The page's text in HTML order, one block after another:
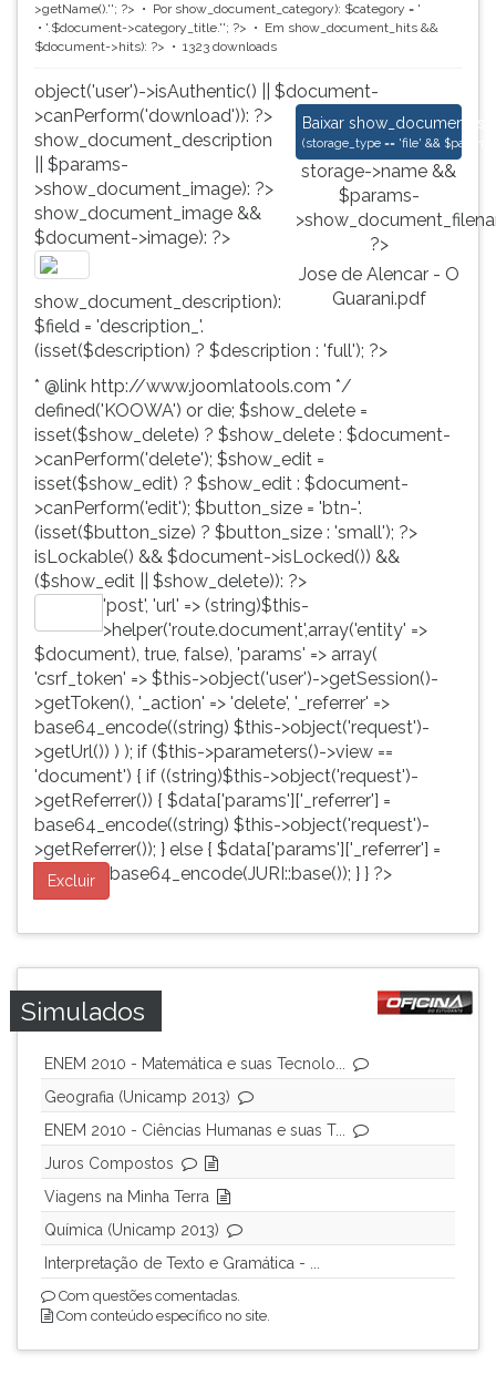
>getName().''; ?> Por show_document_category): $category = '
'.$document->category_title.''; ?> Em show_document_hits &&
$document->hits): ?>
1323 downloads
object('user')->isAuthentic() || $document-
>canPerform('download')): ?>
Baixar Jose de Alencar - O
(storage_type == 'file' &&
storage->name &&
$params-
?>
Jose de Alencar - O
Guarani.pdf
show_document_description
|| $params-
>show_document_image): ?>
show_document_image &&
$document->image): ?>
show_document_description):
$field = 'description_'.
(isset($description) ? $description : 'full'); ?>
* @link http://www.joomlatools.com */
defined('KOOWA') or die; $show_delete =
isset($show_delete) ? $show_delete : $document-
>canPerform('delete'); $show_edit =
isset($show_edit) ? $show_edit : $document-
>canPerform('edit'); $button_size = 'btn-'.
(isset($button_size) ? $button_size : 'small'); ?>
isLockable() && $document->isLocked()) &&
($show_edit || $show_delete)): ?>
'post', 'url' => (string)$this-
>helper('route.document',array('entity' =>
$document), true, false), 'params' => array(
'csrf_token' => $this->object('user')->getSession()-
>getToken(), '_action' => 'delete', '_referrer' =>
base64_encode((string) $this->object('request')-
>getUrl()) ) ); if ($this->parameters()->view ==
'document') { if ((string)$this->object('request')-
>getReferrer()) { $data['params']['_referrer'] =
base64_encode((string) $this->object('request')-
>getReferrer()); } else { $data['params']['_referrer'] =
base64_encode(JURI::base()); } } ?>
Excluir
Simulados
ENEM 2010 - Matemática e suas Tecnolo...
Geografia (Unicamp 2013)
ENEM 2010 - Ciências Humanas e suas T...
Juros Compostos
Viagens na Minha Terra
Química (Unicamp 2013)
Interpretação de Texto e Gramática - ...
Com questões comentadas.
Com conteúdo específico no site.